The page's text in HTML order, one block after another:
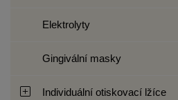
Elektrolyty
Gingivální masky
Individuální otiskovací lžíce